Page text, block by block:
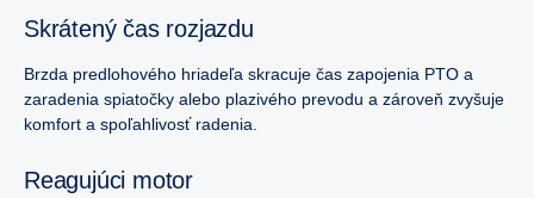
Skrátený čas rozjazdu
Brzda predlohového hriadeľa skracuje čas zapojenia PTO a
zaradenia spiatočky alebo plazivého prevodu a zároveň zvyšuje
komfort a spoľahlivosť radenia.
Reagujúci motor